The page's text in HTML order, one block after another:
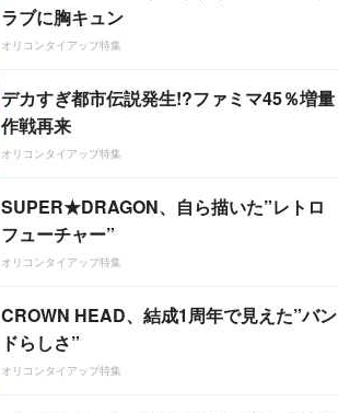
ラブに胸キュン
オリコンタイアップ特集
デカすぎ都市伝説発生!?ファミマ45％増量
作戦再来
オリコンタイアップ特集
SUPER★DRAGON、自ら描いた”レトロ
フューチャー”
オリコンタイアップ特集
CROWN HEAD、結成1周年で見えた”バン
ドらしさ”
オリコンタイアップ特集